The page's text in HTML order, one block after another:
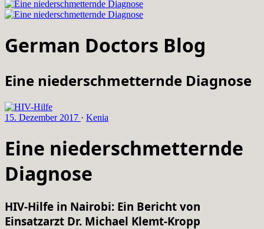
German Doctors Blog
Eine niederschmetternde Diagnose
15. Dezember 2017 · Kenia
Eine niederschmetternde
Diagnose
HIV-Hilfe in Nairobi: Ein Bericht von
Einsatzarzt Dr. Michael Klemt-Kropp